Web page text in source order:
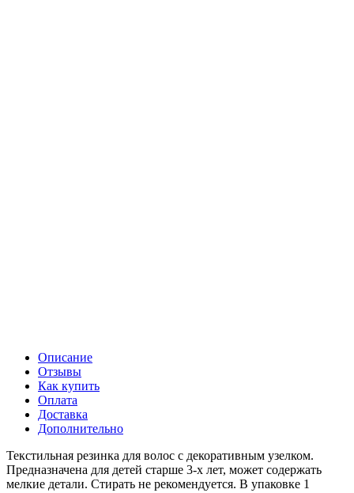
Описание
Отзывы
Как купить
Оплата
Доставка
Дополнительно
Текстильная резинка для волос с декоративным узелком.
Предназначена для детей старше 3-х лет, может содержать
мелкие детали. Стирать не рекомендуется. В упаковке 1